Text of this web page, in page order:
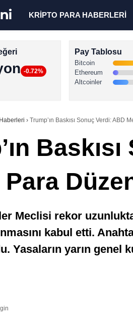
KRİPTO PARA HABERLERİ
-0.72%
Pay Tablosu
Bitcoin
Ethereum
Altcoinler
› Trump’ın Baskısı Sonuç Verdi: ABD
Meclisi rekor
kabul etti.
Yasaların yarın genel